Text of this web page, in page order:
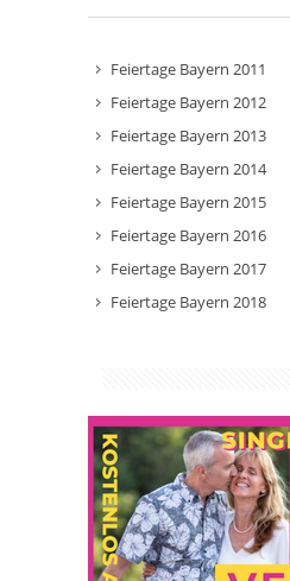
Feiertage Bayern 2011
Feiertage Bayern 2012
Feiertage Bayern 2013
Feiertage Bayern 2014
Feiertage Bayern 2015
Feiertage Bayern 2016
Feiertage Bayern 2017
Feiertage Bayern 2018